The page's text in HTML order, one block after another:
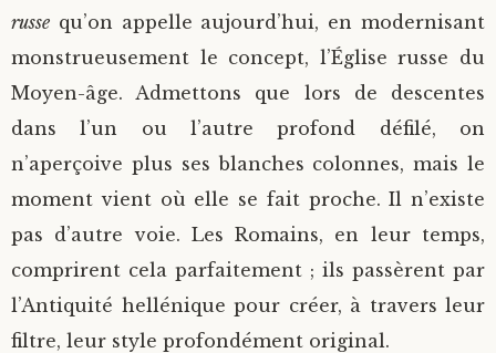
russe qu’on appelle aujourd’hui, en modernisant
monstrueusement le concept, l’Église russe du
Moyen-âge. Admettons que lors de descentes
dans l’un ou l’autre profond défilé, on
n’aperçoive plus ses blanches colonnes, mais le
moment vient où elle se fait proche. Il n’existe
pas d’autre voie. Les Romains, en leur temps,
comprirent cela parfaitement ; ils passèrent par
l’Antiquité hellénique pour créer, à travers leur
filtre, leur style profondément original.